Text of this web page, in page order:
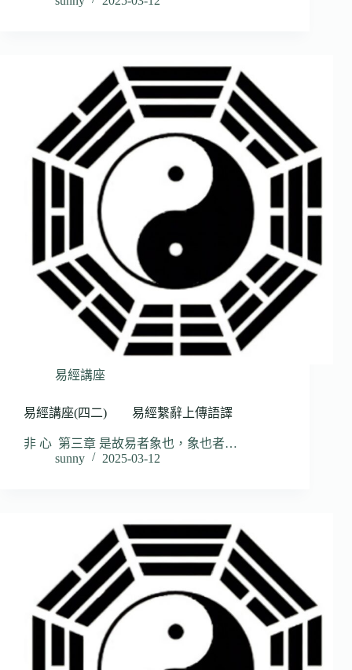
易經講座
易經講座(四二) 易經繫辭上傳語譯
非 心 第三章 是故易者象也，象也者…
sunny
2025-03-12